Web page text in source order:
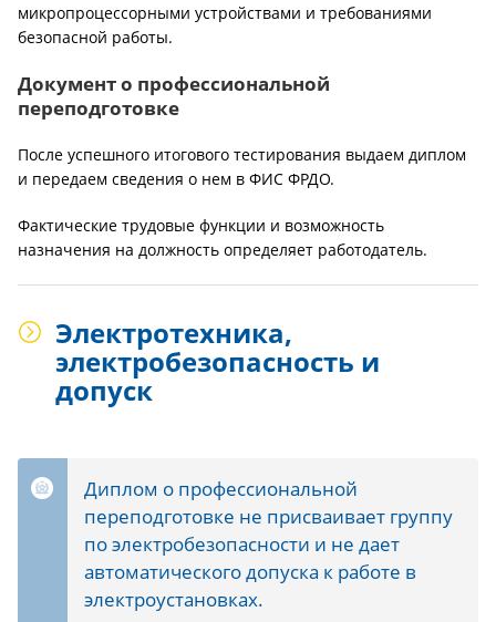
микропроцессорными устройствами и требованиями
безопасной работы.
Документ о профессиональной
переподготовке
После успешного итогового тестирования выдаем диплом
и передаем сведения о нем в ФИС ФРДО.
Фактические трудовые функции и возможность
назначения на должность определяет работодатель.
Электротехника,
электробезопасность и
допуск
Диплом о профессиональной
переподготовке не присваивает группу
по электробезопасности и не дает
автоматического допуска к работе в
электроустановках.